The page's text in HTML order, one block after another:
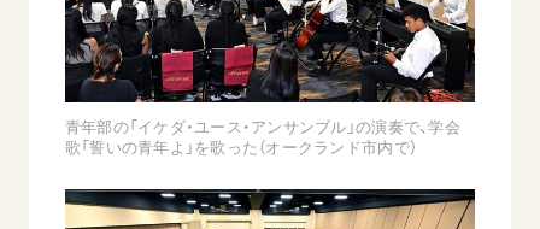
青年部の「イケダ・ユース・アンサンブル」の演奏で、学会
歌「誓いの青年よ」を歌った（オークランド市内で）